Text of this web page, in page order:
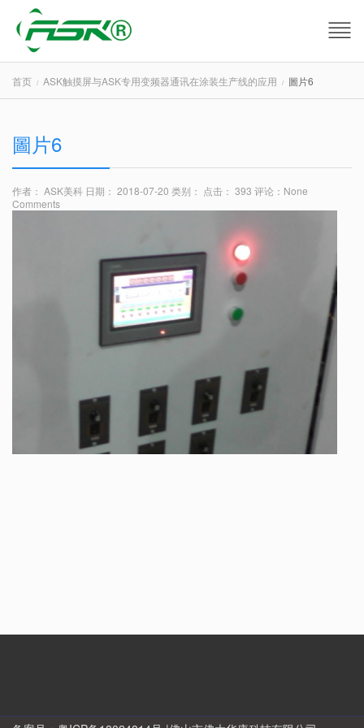
首页 ASK触摸屏与ASK专用变频器通讯在涂装生产线的应用 圖片6
圖片6
作者： ASK美科 日期： 2018-07-20 类别： 点击： 393 评论： None
Comments